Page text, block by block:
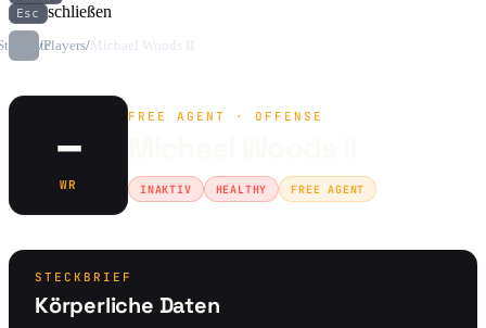
Esc schließen
/Players/Michael Woods II
–
WR
FREE AGENT · OFFENSE
INAKTIV HEALTHY FREE AGENT
STECKBRIEF
Körperliche Daten